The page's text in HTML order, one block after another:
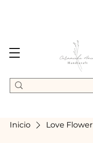
Inicio Love Flower